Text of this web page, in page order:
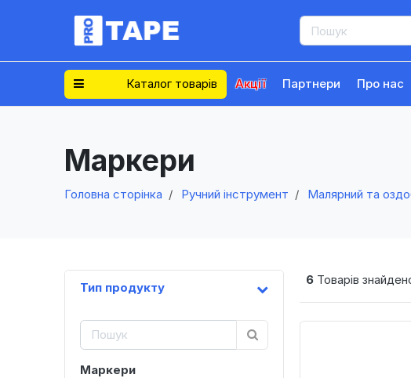
Каталог товарів Акції Партнери Про нас
Маркери
Головна сторінка Ручний інструмент Малярний та
Тип продукту
Маркери
6Товарів